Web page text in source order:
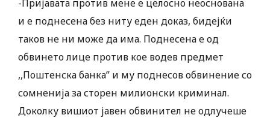
-Пријавата против мене е целосно неоснована
и е поднесена без ниту еден доказ, бидејќи
таков не ни може да има. Поднесена е од
обвинето лице против кое водев предмет
,,Поштенска банка” и му поднесов обвинение со
сомненија за сторен милионски криминал.
Доколку вишиот јавен обвинител не одлучеше